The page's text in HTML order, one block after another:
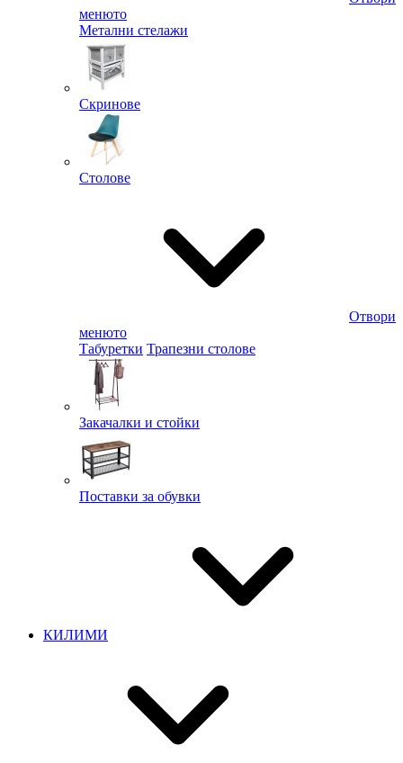
менюто
Метални стелажи
Скринове
Столове
Отвори
менюто
Табуретки Трапезни столове
Закачалки и стойки
Поставки за обувки
КИЛИМИ